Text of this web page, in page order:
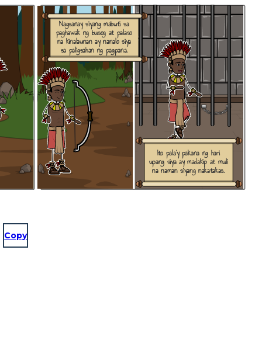
Nagsanay siyang mabuti sa
paghawak ng busog at palaso
na kinalaunan ay nanalo siya
sa paligsahan ng pagpana.
Ito pala'y pakana ng hari
upang siya ay madakip at muli
na naman siyang nakatakas.
Copy